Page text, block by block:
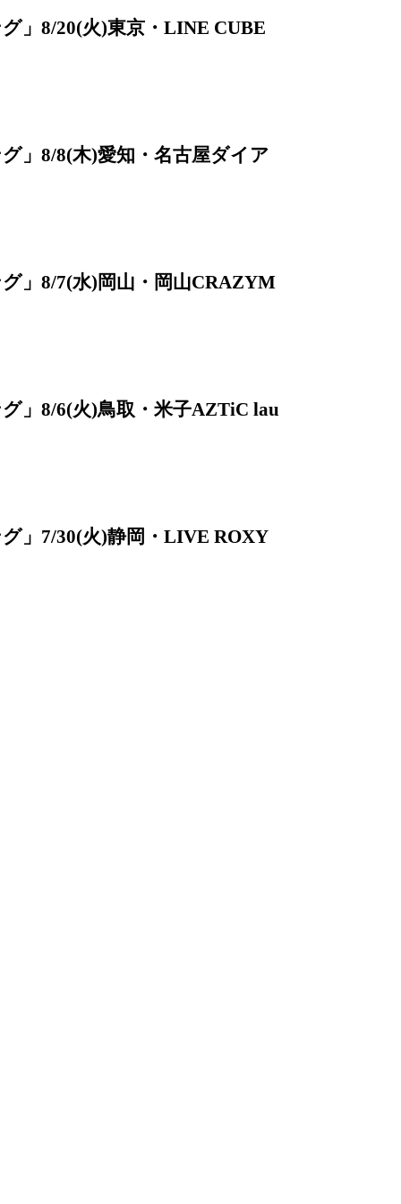
」8/20(火)東京・LINE CUBE
」8/8(木)愛知・名古屋ダイア
」8/7(水)岡山・岡山CRAZYM
」8/6(火)鳥取・米子AZTiC lau
」7/30(火)静岡・LIVE ROXY